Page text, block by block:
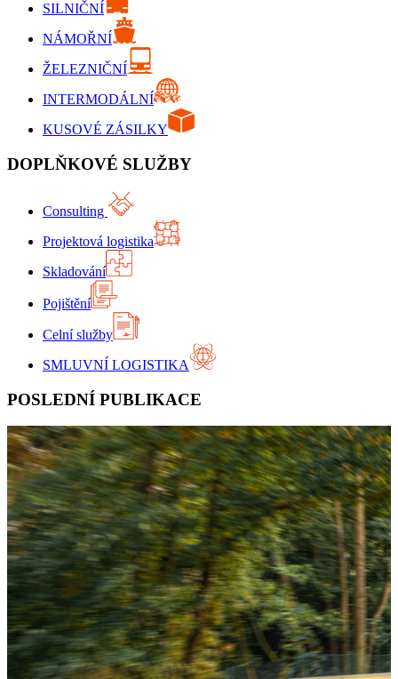
SILNIČNÍ
NÁMOŘNÍ
ŽELEZNIČNÍ
INTERMODÁLNÍ
KUSOVÉ ZÁSILKY
DOPLŇKOVÉ SLUŽBY
Consulting
Projektová logistika
Skladování
Pojištění
Celní služby
SMLUVNÍ LOGISTIKA
POSLEDNÍ PUBLIKACE